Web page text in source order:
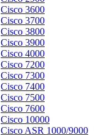
Cisco 3600
Cisco 3700
Cisco 3800
Cisco 3900
Cisco 4000
Cisco 7200
Cisco 7300
Cisco 7400
Cisco 7500
Cisco 7600
Cisco 10000
Cisco ASR 1000/9000